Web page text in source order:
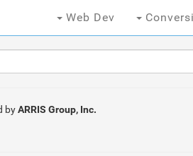
Web Dev
byARRIS Group, Inc.